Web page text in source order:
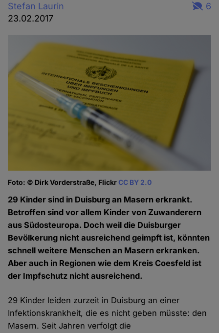
Stefan Laurin
23.02.2017
6
Foto: © Dirk Vorderstraße, FlickrCC BY 2.0
29 Kinder sind in Duisburg an Masern erkrankt.
Betroffen sind vor allem Kinder von Zuwanderern
aus Südosteuropa. Doch weil die Duisburger
Bevölkerung nicht ausreichend geimpft ist, könnten
schnell weitere Menschen an Masern erkranken.
Aber auch in Regionen wie dem Kreis Coesfeld ist
der Impfschutz nicht ausreichend.
29 Kinder leiden zurzeit in Duisburg an einer
Infektionskrankheit, die es nicht geben müsste: den
Masern. Seit Jahren verfolgt die